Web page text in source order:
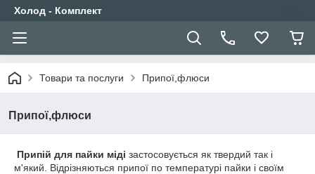
Холод - Комплект
Товари та послуги Припої,флюси
Припої,флюси
Припій для пайки міді застосовується як твердий так і
м'який. Відрізняються припої по температурі пайки і своїм